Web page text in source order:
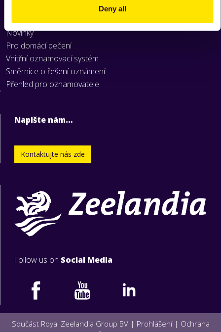
Deny all
Receptury
Novinky
Pro domácí pečení
Vnitřní oznamovací systém
Směrnice o řešení oznámení
Přehled pro oznamovatele
Napište nám…
Kontaktujte nás zde
Follow us on Social Media
Součást Royal Zeelandia Group BV | Prohlášení| Ochrana